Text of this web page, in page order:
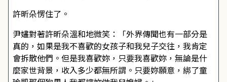
許昕朵愣住了。
尹嫿對著許昕朵溫和地微笑：「外界傳聞也有一部分是
真的，如果是我不喜歡的女孩子和我兒子交往，我肯定
會拆散他們。但是我喜歡妳，只要我喜歡妳，無論是什
麼家世背景，收入多少都無所謂。只要妳願意，綁了童